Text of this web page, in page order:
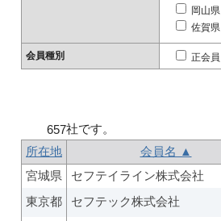
岡山県
佐賀県
会員種別 正会員
657社です。
所在地
会員名 ▲
宮城県
セフテイライン株式会社
東京都
セフテック株式会社